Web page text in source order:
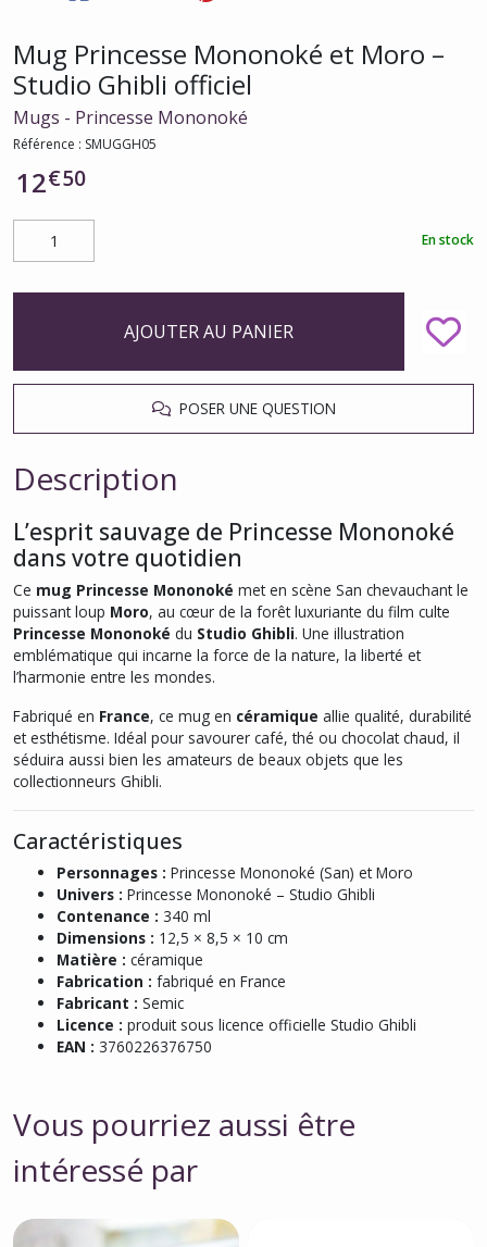
Mug Princesse Mononoké et Moro –
Studio Ghibli officiel
Mugs - Princesse Mononoké
Référence : SMUGGH05
12€50
En stock
AJOUTER AU PANIER
POSER UNE QUESTION
Description
L’esprit sauvage de Princesse Mononoké
dans votre quotidien
Ce mug Princesse Mononoké met en scène San chevauchant le
puissant loup Moro, au cœur de la forêt luxuriante du film culte
Princesse Mononoké du Studio Ghibli. Une illustration
emblématique qui incarne la force de la nature, la liberté et
l’harmonie entre les mondes.
Fabriqué en France, ce mug en céramique allie qualité, durabilité
et esthétisme. Idéal pour savourer café, thé ou chocolat chaud, il
séduira aussi bien les amateurs de beaux objets que les
collectionneurs Ghibli.
Caractéristiques
Personnages : Princesse Mononoké (San) et Moro
Univers : Princesse Mononoké – Studio Ghibli
Contenance : 340 ml
Dimensions : 12,5 × 8,5 × 10 cm
Matière : céramique
Fabrication : fabriqué en France
Fabricant : Semic
Licence : produit sous licence officielle Studio Ghibli
EAN : 3760226376750
Vous pourriez aussi être
intéressé par